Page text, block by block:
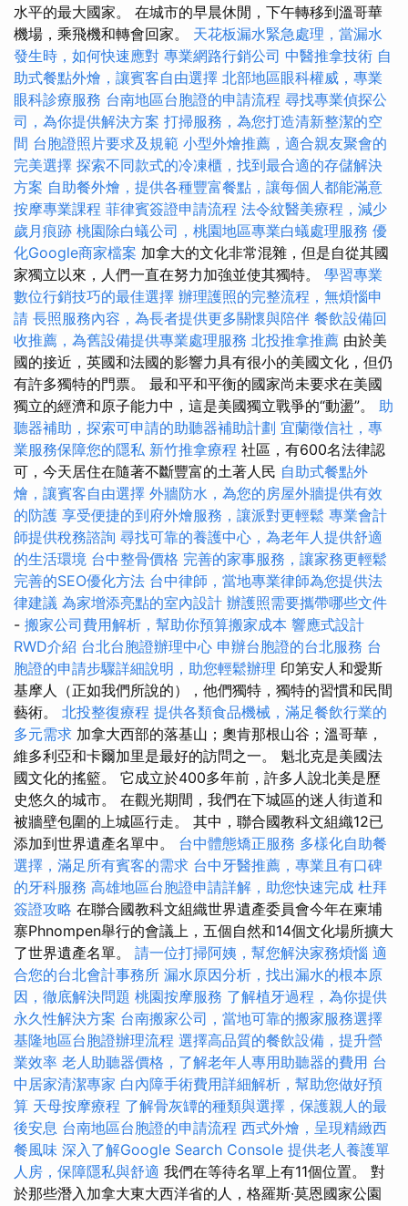
水平的最大國家。 在城市的早晨休閒，下午轉移到溫哥華
機場，乘飛機和轉會回家。 天花板漏水緊急處理，當漏水
發生時，如何快速應對 專業網路行銷公司 中醫推拿技術 自
助式餐點外燴，讓賓客自由選擇 北部地區眼科權威，專業
眼科診療服務 台南地區台胞證的申請流程 尋找專業偵探公
司，為你提供解決方案 打掃服務，為您打造清新整潔的空
間 台胞證照片要求及規範 小型外燴推薦，適合親友聚會的
完美選擇 探索不同款式的冷凍櫃，找到最合適的存儲解決
方案 自助餐外燴，提供各種豐富餐點，讓每個人都能滿意
按摩專業課程 菲律賓簽證申請流程 法令紋醫美療程，減少
歲月痕跡 桃園除白蟻公司，桃園地區專業白蟻處理服務 優
化Google商家檔案 加拿大的文化非常混雜，但是自從其國
家獨立以來，人們一直在努力加強並使其獨特。 學習專業
數位行銷技巧的最佳選擇 辦理護照的完整流程，無煩惱申
請 長照服務內容，為長者提供更多關懷與陪伴 餐飲設備回
收推薦，為舊設備提供專業處理服務 北投推拿推薦 由於美
國的接近，英國和法國的影響力具有很小的美國文化，但仍
有許多獨特的門票。 最和平和平衡的國家尚未要求在美國
獨立的經濟和原子能力中，這是美國獨立戰爭的“動盪”。 助
聽器補助，探索可申請的助聽器補助計劃 宜蘭徵信社，專
業服務保障您的隱私 新竹推拿療程 社區，有600名法律認
可，今天居住在隨著不斷豐富的土著人民 自助式餐點外
燴，讓賓客自由選擇 外牆防水，為您的房屋外牆提供有效
的防護 享受便捷的到府外燴服務，讓派對更輕鬆 專業會計
師提供稅務諮詢 尋找可靠的養護中心，為老年人提供舒適
的生活環境 台中整骨價格 完善的家事服務，讓家務更輕鬆
完善的SEO優化方法 台中律師，當地專業律師為您提供法
律建議 為家增添亮點的室內設計 辦護照需要攜帶哪些文件
- 搬家公司費用解析，幫助你預算搬家成本 響應式設計
RWD介紹 台北台胞證辦理中心 申辦台胞證的台北服務 台
胞證的申請步驟詳細說明，助您輕鬆辦理 印第安人和愛斯
基摩人（正如我們所說的），他們獨特，獨特的習慣和民間
藝術。 北投整復療程 提供各類食品機械，滿足餐飲行業的
多元需求 加拿大西部的落基山；奧肯那根山谷；溫哥華，
維多利亞和卡爾加里是最好的訪問之一。 魁北克是美國法
國文化的搖籃。 它成立於400多年前，許多人說北美是歷
史悠久的城市。 在觀光期間，我們在下城區的迷人街道和
被牆壁包圍的上城區行走。 其中，聯合國教科文組織12已
添加到世界遺產名單中。 台中體態矯正服務 多樣化自助餐
選擇，滿足所有賓客的需求 台中牙醫推薦，專業且有口碑
的牙科服務 高雄地區台胞證申請詳解，助您快速完成 杜拜
簽證攻略 在聯合國教科文組織世界遺產委員會今年在柬埔
寨Phnompen舉行的會議上，五個自然和14個文化場所擴大
了世界遺產名單。 請一位打掃阿姨，幫您解決家務煩惱 適
合您的台北會計事務所 漏水原因分析，找出漏水的根本原
因，徹底解決問題 桃園按摩服務 了解植牙過程，為你提供
永久性解決方案 台南搬家公司，當地可靠的搬家服務選擇
基隆地區台胞證辦理流程 選擇高品質的餐飲設備，提升營
業效率 老人助聽器價格，了解老年人專用助聽器的費用 台
中居家清潔專家 白內障手術費用詳細解析，幫助您做好預
算 天母按摩療程 了解骨灰罈的種類與選擇，保護親人的最
後安息 台南地區台胞證的申請流程 西式外燴，呈現精緻西
餐風味 深入了解Google Search Console 提供老人養護單
人房，保障隱私與舒適 我們在等待名單上有11個位置。 對
於那些潛入加拿大東大西洋省的人，格羅斯·莫恩國家公園